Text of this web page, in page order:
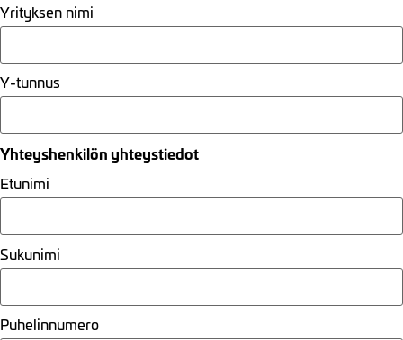
Yrityksen nimi
Y-tunnus
Yhteyshenkilön yhteystiedot
Etunimi
Sukunimi
Puhelinnumero